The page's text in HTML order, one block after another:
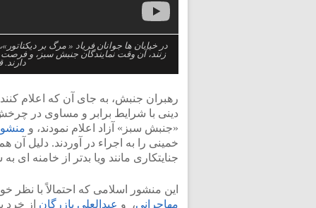
در خیابان ها جوانان فریاد « مرگ بر
زنند، آن وقت نمایندگان جنبش سبز، و
رهبران جنبش، به جای آن که اعلام
دینی با شرایط برابر و مساوی در
«جنبش سبز» آزاد اعلام نمودند، و
خمینی را به اجراء در آوردند. دلیل
جنایتکاری مانند ویا بدتر از خامنه ای
این منشور اسلامی که احتمالاً با نظر
مهاجرانی، و عبدالعلی بازرگان از